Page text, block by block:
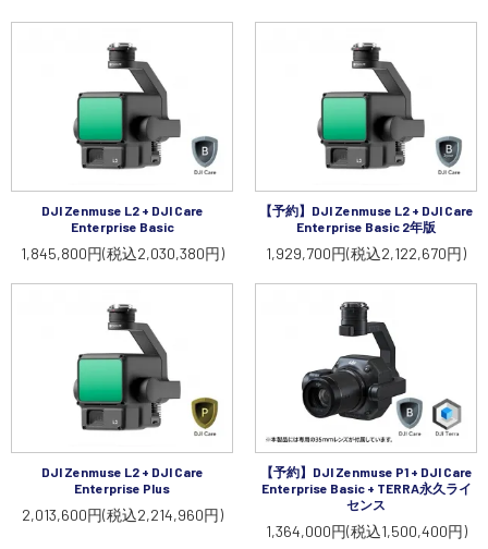
DJI Zenmuse L2 + DJI Care
Enterprise Basic
1,845,800円(税込2,030,380円)
【予約】DJI Zenmuse L2 + DJI Care
Enterprise Basic 2年版
1,929,700円(税込2,122,670円)
DJI Zenmuse L2 + DJI Care
Enterprise Plus
2,013,600円(税込2,214,960円)
【予約】DJI Zenmuse P1 + DJI Care
Enterprise Basic + TERRA永久ライ
センス
1,364,000円(税込1,500,400円)